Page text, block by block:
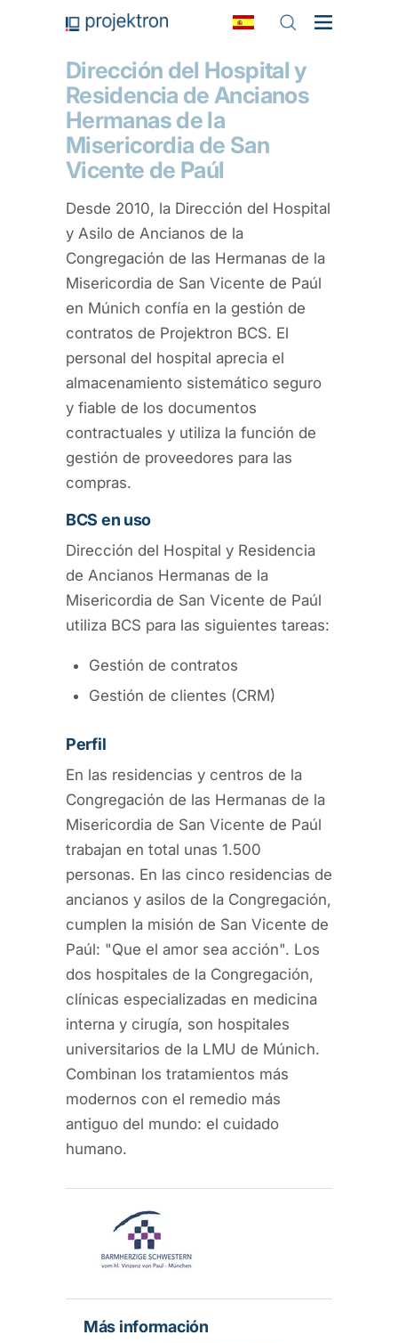
Dirección del Hospital y
Residencia de Ancianos
Hermanas de la
Misericordia de San
Vicente de Paúl
Desde 2010, la Dirección del Hospital
y Asilo de Ancianos de la
Congregación de las Hermanas de la
Misericordia de San Vicente de Paúl
en Múnich confía en la gestión de
contratos de Projektron BCS. El
personal del hospital aprecia el
almacenamiento sistemático seguro
y fiable de los documentos
contractuales y utiliza la función de
gestión de proveedores para las
compras.
BCS en uso
Dirección del Hospital y Residencia
de Ancianos Hermanas de la
Misericordia de San Vicente de Paúl
utiliza BCS para las siguientes tareas:
Gestión de contratos
Gestión de clientes (CRM)
Perfil
En las residencias y centros de la
Congregación de las Hermanas de la
Misericordia de San Vicente de Paúl
trabajan en total unas 1.500
personas. En las cinco residencias de
ancianos y asilos de la Congregación,
cumplen la misión de San Vicente de
Paúl: "Que el amor sea acción". Los
dos hospitales de la Congregación,
clínicas especializadas en medicina
interna y cirugía, son hospitales
universitarios de la LMU de Múnich.
Combinan los tratamientos más
modernos con el remedio más
antiguo del mundo: el cuidado
humano.
Más información